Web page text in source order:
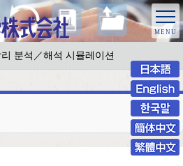
분석／해석 시뮬레이션